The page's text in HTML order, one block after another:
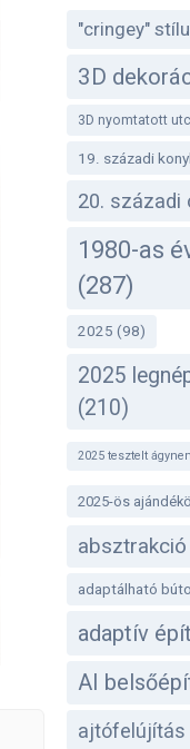
"cringey"
3D
3D nyomtatott
19. századi
20. századi
1980-as
(287)
2025 (98)
2025
(210)
2025 tesztelt
2025-ös
absztrakció
adaptálható
adaptív
AI
ajtófelújítás